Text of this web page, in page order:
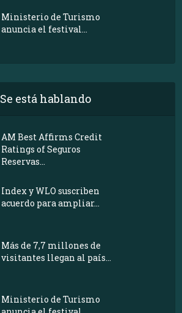
Ministerio de Turismo
anuncia el festival...
Se está hablando
AM Best Affirms Credit
Ratings of Seguros
Reservas...
Index y WLO suscriben
acuerdo para ampliar...
Más de 7,7 millones de
visitantes llegan al país...
Ministerio de Turismo